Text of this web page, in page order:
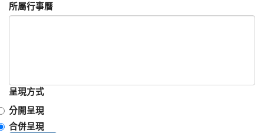
所屬行事曆
呈現方式
分開呈現
合併呈現